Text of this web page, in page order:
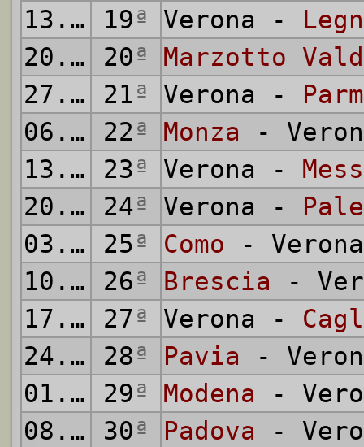
13.02.1955
19ª Verona -
20.02.1955
20ª
Marzotto
27.02.1955
21ª Verona -
06.03.1955
22ª Monza -
13.03.1955
23ª Verona -
20.03.1955
24ª Verona -
03.04.1955
25ª Como - Verona
10.04.1955
26ª Brescia -
17.04.1955
27ª Verona -
24.04.1955
28ª Pavia -
01.05.1955
29ª Modena -
08.05.1955
30ª Padova -